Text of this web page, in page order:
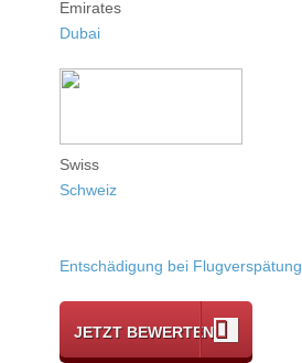
Emirates
Dubai
Swiss
Schweiz
Entschädigung bei Flugverspätung
JETZT BEWERTEN